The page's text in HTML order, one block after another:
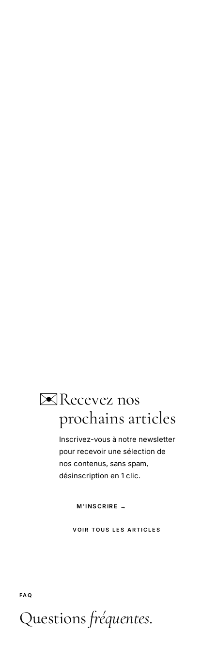
✉️Recevez nos
prochains articles
Inscrivez-vous à notre newsletter
pour recevoir une sélection de
nos contenus, sans spam,
désinscription en 1 clic.
M'INSCRIRE →
VOIR TOUS LES ARTICLES
FAQ
Questions fréquentes.